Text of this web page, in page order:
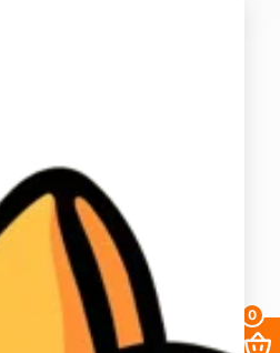
использовать в ближайшее
в поддержку. Магазин
информационного доступа,
либо копировании
предлагаем не принадлежит
нас и наших клиентов для
инстаграм, купить аккаунты
02405202310226.
0